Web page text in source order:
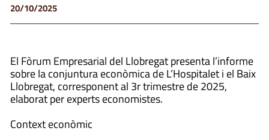
20/10/2025
El Fòrum Empresarial del Llobregat presenta l’informe
sobre la conjuntura econòmica de L’Hospitalet i el Baix
Llobregat, corresponent al 3r trimestre de 2025,
elaborat per experts economistes.
Context econòmic